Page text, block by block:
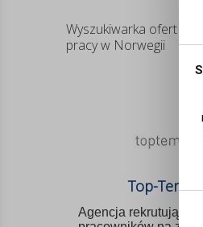
Wyszukiwarka ofert
pracy w Norwegii
Top-
Agencja rekrutująca